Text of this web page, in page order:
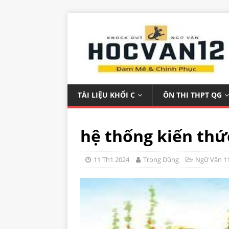
TÀI LIỆU KHỐI C ÔN THI THPT QG
hệ thống kiến
11 Th1 2024 Trọng Dũng Ngữ Văn